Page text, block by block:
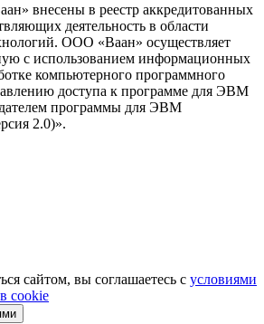
внесены в реестр аккредитованных
деятельность в области
ООО «Ваан» осуществляет
с использованием информационных
компьютерного программного
доступа к программе для ЭВМ
программы для ЭВМ
2.0)».
сайтом, вы соглашаетесь с условиями
cookie